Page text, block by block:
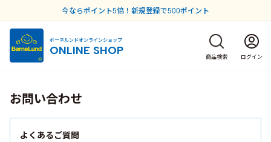
今ならポイント5倍！新規登録で500ポイント
ボーネルンドオンラインショップ
ONLINE SHOP 商品検索 ログイン
お問い合わせ
よくあるご質問